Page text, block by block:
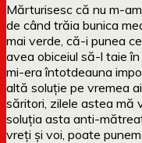
Mărturisesc că nu m-
de când trăia bunica
mai verde, că-i punea
avea obiceiul să-l taie
mi-era întotdeauna
altă soluție pe vremea
săritori, zilele astea mă
soluția asta anti-
vreți și voi, poate